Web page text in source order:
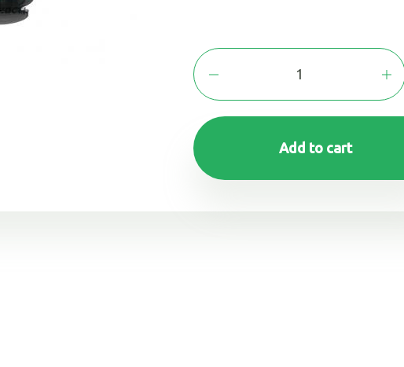
Add to cart